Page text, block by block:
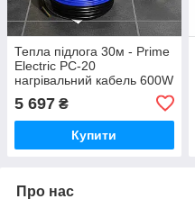
Тепла підлога 30м - Prime
Electric PC-20
нагрівальний кабель 600W
терморегулятором
чорним
5 697 ₴
Купити
Про нас